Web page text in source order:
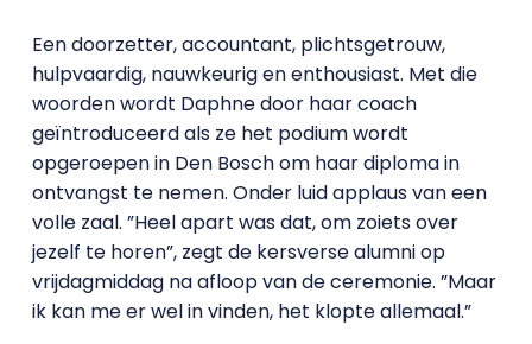
Een doorzetter, accountant, plichtsgetrouw,
hulpvaardig, nauwkeurig en enthousiast. Met die
woorden wordt Daphne door haar coach
geïntroduceerd als ze het podium wordt
opgeroepen in Den Bosch om haar diploma in
ontvangst te nemen. Onder luid applaus van een
volle zaal. ”Heel apart was dat, om zoiets over
jezelf te horen”, zegt de kersverse alumni op
vrijdagmiddag na afloop van de ceremonie. ”Maar
ik kan me er wel in vinden, het klopte allemaal.”